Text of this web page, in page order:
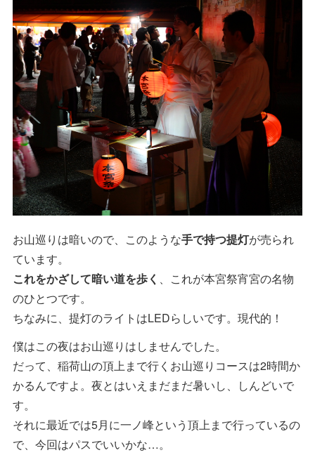
お山巡りは暗いので、このような手で持つ提灯が売られ
ています。
これをかざして暗い道を歩く
、これが本宮祭宵宮の名物
のひとつです。
ちなみに、提灯のライトはLEDらしいです。現代的！
僕はこの夜はお山巡りはしませんでした。
だって、稲荷山の頂上まで行くお山巡りコースは2時間か
かるんですよ。夜とはいえまだまだ暑いし、しんどいで
す。
それに最近では5月に一ノ峰という頂上まで行っているの
で、今回はパスでいいかな…。